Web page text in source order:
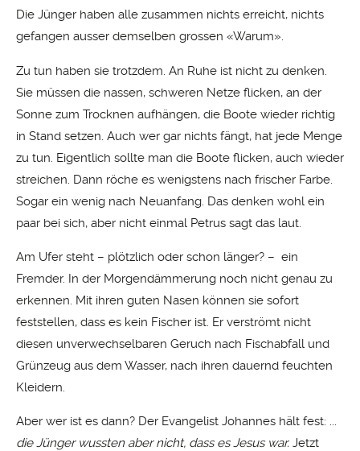
Die Jünger haben alle zusammen nichts erreicht, nichts
gefangen ausser demselben grossen «Warum».
Zu tun haben sie trotzdem. An Ruhe ist nicht zu denken.
Sie müssen die nassen, schweren Netze flicken, an der
Sonne zum Trocknen aufhängen, die Boote wieder richtig
in Stand setzen. Auch wer gar nichts fängt, hat jede Menge
zu tun. Eigentlich sollte man die Boote flicken, auch wieder
streichen. Dann röche es wenigstens nach frischer Farbe.
Sogar ein wenig nach Neuanfang. Das denken wohl ein
paar bei sich, aber nicht einmal Petrus sagt das laut.
Am Ufer steht – plötzlich oder schon länger? – ein
Fremder. In der Morgendämmerung noch nicht genau zu
erkennen. Mit ihren guten Nasen können sie sofort
feststellen, dass es kein Fischer ist. Er verströmt nicht
diesen unverwechselbaren Geruch nach Fischabfall und
Grünzeug aus dem Wasser, nach ihren dauernd feuchten
Kleidern.
Aber wer ist es dann? Der Evangelist Johannes hält fest: ...
die Jünger wussten aber nicht, dass es Jesus war. Jetzt